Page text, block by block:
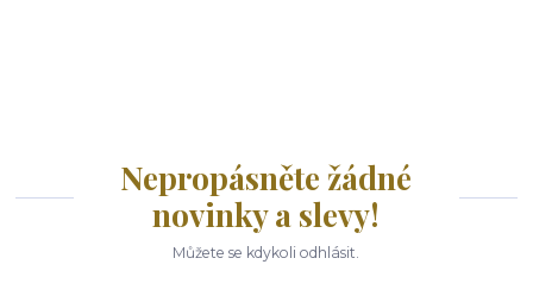
Nepropásněte žádné
novinky a slevy!
Můžete se kdykoli odhlásit.